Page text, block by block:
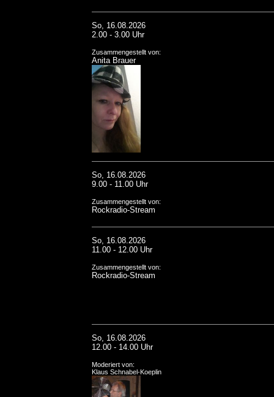
So, 16.08.2026
2.00 - 3.00 Uhr
Zusammengestellt von:
Anita Brauer
So, 16.08.2026
9.00 - 11.00 Uhr
Zusammengestellt von:
Rockradio-Stream
So, 16.08.2026
11.00 - 12.00 Uhr
Zusammengestellt von:
Rockradio-Stream
So, 16.08.2026
12.00 - 14.00 Uhr
Moderiert von:
Klaus Schnabel-Koeplin